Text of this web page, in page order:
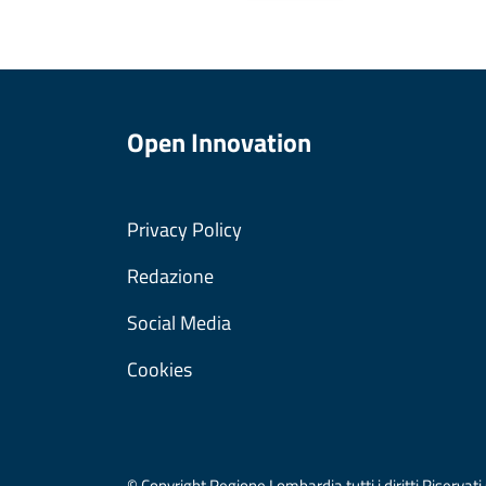
Open Innovation
Privacy Policy
Redazione
Social Media
Cookies